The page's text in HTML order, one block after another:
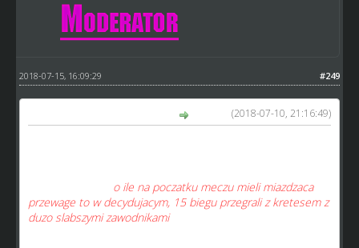
#249
2018-07-15, 16:09:29
(2018-07-10, 21:16:49)
o ile na poczatku meczu mieli miazdzaca
przewage to w decydujacym, 15 biegu przegrali z kretesem z
duzo slabszymi zawodnikami....prosze Was, gdzie cos